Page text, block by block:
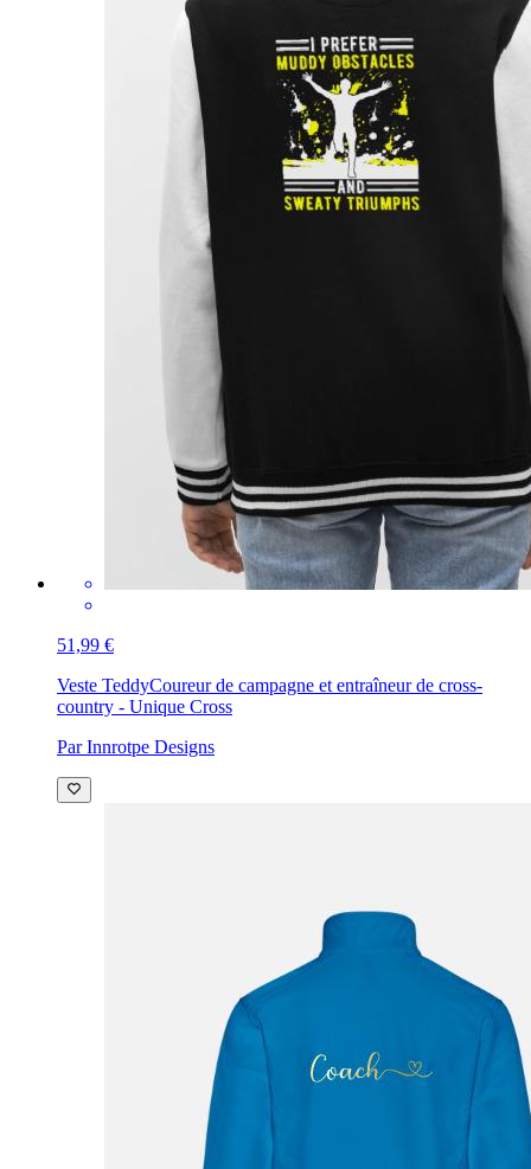
51,99 €
Veste TeddyCoureur de campagne et entraîneur de cross-
country - Unique Cross
Par Innrotpe Designs